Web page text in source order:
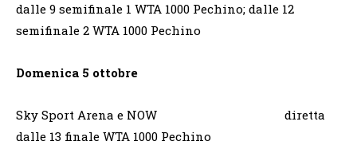
dalle 9 semifinale 1 WTA 1000 Pechino; dalle 12
semifinale 2 WTA 1000 Pechino
Domenica 5 ottobre
Sky Sport Arena e NOW diretta
dalle 13 finale WTA 1000 Pechino